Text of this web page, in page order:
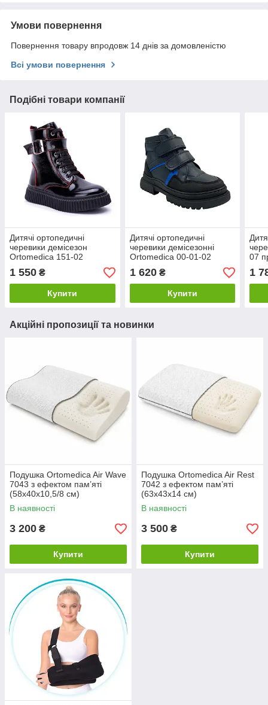
Умови повернення
Повернення товару впродовж 14 днів за домовленістю
Всі умови повернення
Подібні товари компанії
Дитячі ортопедичні
черевики демісезон
Ortomedica 151-02
1 550 ₴
Купити
Дитячі ортопедичні
черевики демісезонні
Ortomedica 00-01-02
профілактичні, чорні
1 620₴
Купити
07
1
Акційні пропозиції та новинки
Подушка Ortomedica Air Wave
7043 з ефектом пам’яті
(58х40х10,5/8 см)
В наявності
3 200 ₴
Купити
Подушка Ortomedica Air Rest
7042 з ефектом пам’яті
(63х43х14 см)
В наявності
3 500 ₴
Купити